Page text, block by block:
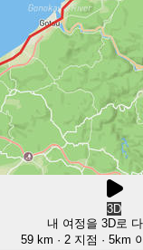
3D
내 여정을 3D로
59 km · 2 지점 · 5km